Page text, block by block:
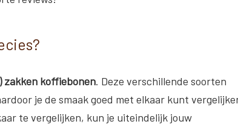
zakken koffiebonen. Deze verschillende soorten
je de smaak goed met elkaar kunt
te vergelijken, kun je uiteindelijk jouw